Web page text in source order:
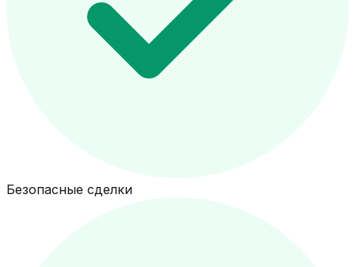
Безопасные сделки